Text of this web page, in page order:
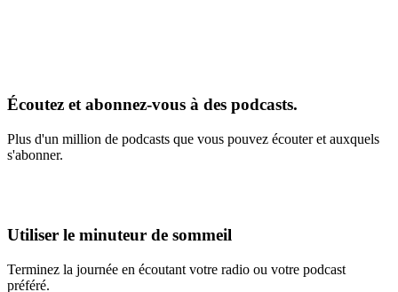
Écoutez et abonnez-vous à des podcasts.
Plus d'un million de podcasts que vous pouvez écouter et auxquels
s'abonner.
Utiliser le minuteur de sommeil
Terminez la journée en écoutant votre radio ou votre podcast
préféré.